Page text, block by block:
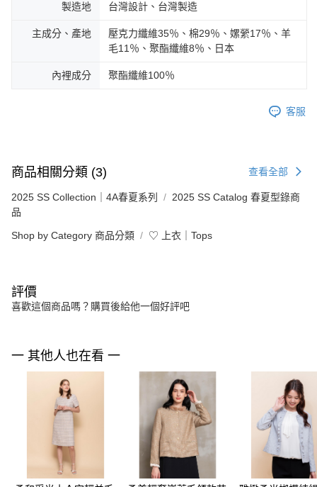
製造地 台灣設計、台灣製造
主成分、產地
壓克力纖維35％、棉29％、嫘縈17％、羊
毛11％、聚酯纖維8％、日本
內裡成分 聚酯纖維100％
客服
商品相關分類 (3) 查看全部
2025 SS Collection｜4A春夏系列
2025 SS Catalog 春夏型錄商
品
Shop by Category 商品分類 ♡ 上衣｜Tops
評價
喜歡這個商品嗎？購買後給他一個好評吧
一 其他人也在看 一